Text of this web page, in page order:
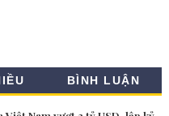
BÌNH LUẬN